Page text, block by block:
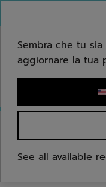
Inserisci una
Sembra che tu
aggiornare la tua
See all available